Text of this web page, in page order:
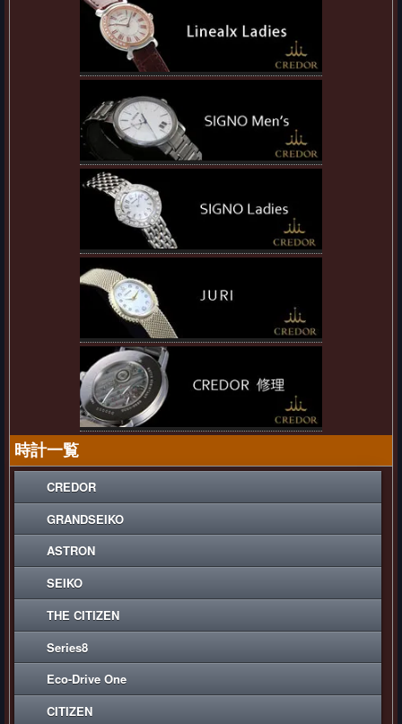
時計一覧
CREDOR
GRANDSEIKO
ASTRON
SEIKO
THE CITIZEN
Series8
Eco-Drive One
CITIZEN